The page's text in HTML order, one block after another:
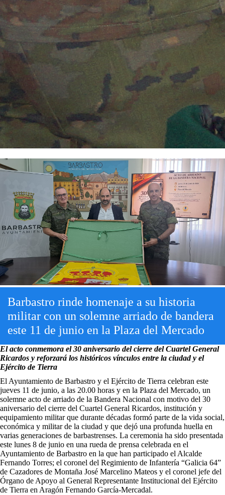
Barbastro rinde homenaje a su historia
militar con un solemne arriado de bandera
este 11 de junio en la Plaza del Mercado
El acto conmemora el 30 aniversario del cierre del Cuartel General
Ricardos y reforzará los históricos vínculos entre la ciudad y el
Ejército de Tierra
El Ayuntamiento de Barbastro y el Ejército de Tierra celebran este
jueves 11 de junio, a las 20.00 horas y en la Plaza del Mercado, un
solemne acto de arriado de la Bandera Nacional con motivo del 30
aniversario del cierre del Cuartel General Ricardos, institución y
equipamiento militar que durante décadas formó parte de la vida social,
económica y militar de la ciudad y que dejó una profunda huella en
varias generaciones de barbastrenses. La ceremonia ha sido presentada
este lunes 8 de junio en una rueda de prensa celebrada en el
Ayuntamiento de Barbastro en la que han participado el Alcalde
Fernando Torres; el coronel del Regimiento de Infantería “Galicia 64”
de Cazadores de Montaña José Marcelino Mateos y el coronel jefe del
Órgano de Apoyo al General Representante Institucional del Ejército
de Tierra en Aragón Fernando García-Mercadal.